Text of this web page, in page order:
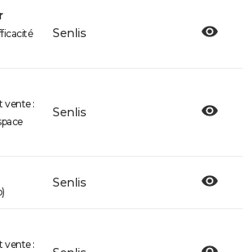
Senlis
vente :
Senlis
Senlis
vente :